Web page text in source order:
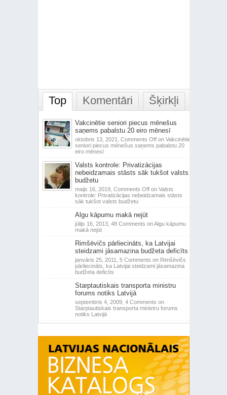
Top Komentāri Šķirkļi
Vakcinētie seniori piecus mēnešus
saņems pabalstu 20 eiro mēnesī
oktobris 13, 2021, Comments Offon Vakcinētie
seniori piecus mēnešus saņems pabalstu 20
eiro mēnesī
Valsts kontrole: Privatizācijas
nebeidzamais stāsts sāk tukšot valsts
budžetu
maijs 16, 2019, Comments Offon Valsts
kontrole: Privatizācijas nebeidzamais stāsts
sāk tukšot valsts budžetu
Algu kāpumu makā nejūt
jūlijs 16, 2013, 48 Comments on Algu kāpumu
makā nejūt
Rimšēvičs pārliecināts, ka Latvijai
steidzami jāsamazina budžeta deficīts
janvāris 25, 2011, 5 Comments on Rimšēvičs
pārliecināts, ka Latvijai steidzami jāsamazina
budžeta deficīts
Starptautiskais transporta ministru
forums notiks Latvijā
septembris 4, 2009, 4 Comments on
Starptautiskais transporta ministru forums
notiks Latvijā